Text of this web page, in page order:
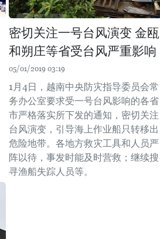
密切关注一号台风演变 金瓯
和朔庄等省受台风严重影响
05/01/2019 03:19
1月4日，越南中央防灾指导委员会常
务办公室要求受一号台风影响的各省
市严格落实所下发的通知，密切关注
台风演变，引导海上作业船只转移出
危险地带。各地方救灾工具和人员严
阵以待，事发时能及时营救；继续搜
寻渔船失踪人员等。